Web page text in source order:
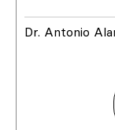
Dr. Antonio